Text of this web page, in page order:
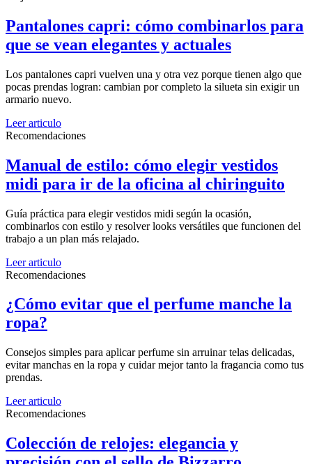
Pantalones capri: cómo combinarlos para
que se vean elegantes y actuales
Los pantalones capri vuelven una y otra vez porque tienen algo que
pocas prendas logran: cambian por completo la silueta sin exigir un
armario nuevo.
Leer articulo
Recomendaciones
Manual de estilo: cómo elegir vestidos
midi para ir de la oficina al chiringuito
Guía práctica para elegir vestidos midi según la ocasión,
combinarlos con estilo y resolver looks versátiles que funcionen del
trabajo a un plan más relajado.
Leer articulo
Recomendaciones
¿Cómo evitar que el perfume manche la
ropa?
Consejos simples para aplicar perfume sin arruinar telas delicadas,
evitar manchas en la ropa y cuidar mejor tanto la fragancia como tus
prendas.
Leer articulo
Recomendaciones
Colección de relojes: elegancia y